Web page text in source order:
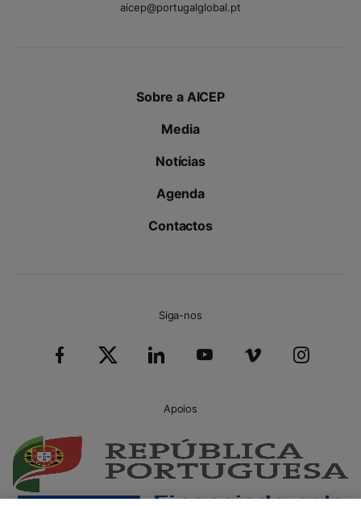
aicep@portugalglobal.pt
Sobre a AICEP
Media
Notícias
Agenda
Contactos
Siga-nos
Apoios